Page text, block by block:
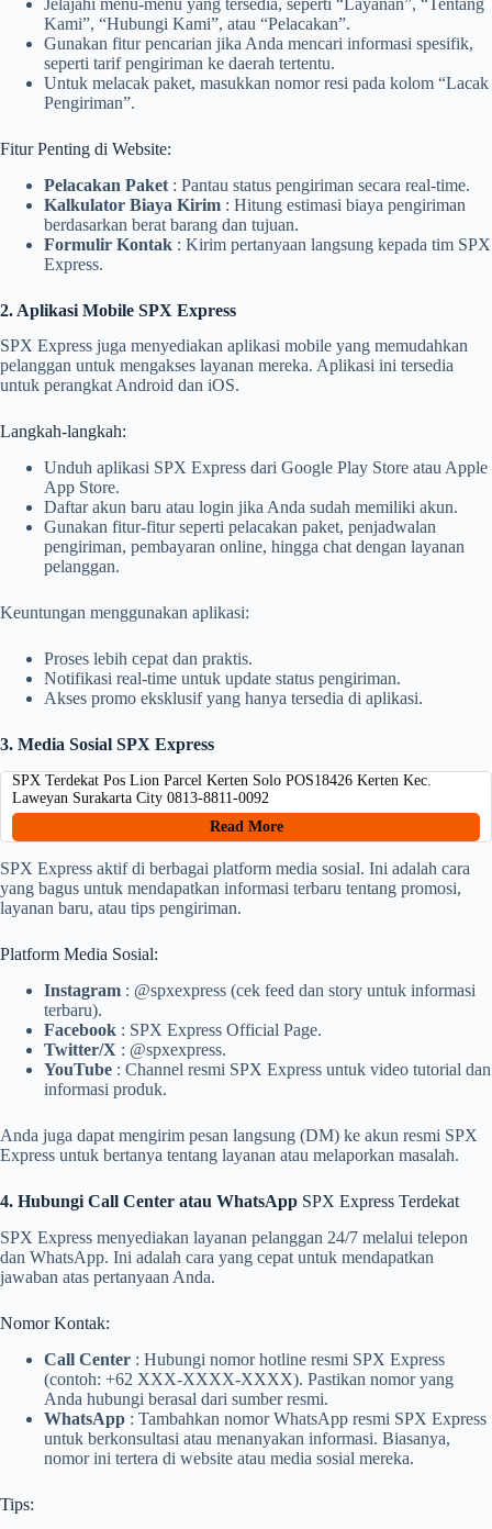
Kami”, “Hubungi Kami”, atau “Pelacakan”.
Gunakan fitur pencarian jika Anda mencari informasi spesifik,
seperti tarif pengiriman ke daerah tertentu.
Untuk melacak paket, masukkan nomor resi pada kolom “Lacak
Pengiriman”.
Fitur Penting di Website:
Pelacakan Paket : Pantau status pengiriman secara real-time.
Kalkulator Biaya Kirim : Hitung estimasi biaya pengiriman
berdasarkan berat barang dan tujuan.
Formulir Kontak : Kirim pertanyaan langsung kepada tim SPX
Express.
2. Aplikasi Mobile SPX Express
SPX Express juga menyediakan aplikasi mobile yang memudahkan
pelanggan untuk mengakses layanan mereka. Aplikasi ini tersedia
untuk perangkat Android dan iOS.
Langkah-langkah:
Unduh aplikasi SPX Express dari Google Play Store atau Apple
App Store.
Daftar akun baru atau login jika Anda sudah memiliki akun.
Gunakan fitur-fitur seperti pelacakan paket, penjadwalan
pengiriman, pembayaran online, hingga chat dengan layanan
pelanggan.
Keuntungan menggunakan aplikasi:
Proses lebih cepat dan praktis.
Notifikasi real-time untuk update status pengiriman.
Akses promo eksklusif yang hanya tersedia di aplikasi.
3. Media Sosial SPX Express
SPX Terdekat Pos Lion Parcel Kerten Solo POS18426 Kerten Kec.
Laweyan Surakarta City 0813-8811-0092
Read More
SPX Express aktif di berbagai platform media sosial. Ini adalah cara
yang bagus untuk mendapatkan informasi terbaru tentang promosi,
layanan baru, atau tips pengiriman.
Platform Media Sosial:
Instagram : @spxexpress (cek feed dan story untuk informasi
terbaru).
Facebook : SPX Express Official Page.
Twitter/X : @spxexpress.
YouTube : Channel resmi SPX Express untuk video tutorial dan
informasi produk.
Anda juga dapat mengirim pesan langsung (DM) ke akun resmi SPX
Express untuk bertanya tentang layanan atau melaporkan masalah.
4. Hubungi Call Center atau WhatsApp SPX Express Terdekat
SPX Express menyediakan layanan pelanggan 24/7 melalui telepon
dan WhatsApp. Ini adalah cara yang cepat untuk mendapatkan
jawaban atas pertanyaan Anda.
Nomor Kontak:
Call Center : Hubungi nomor hotline resmi SPX Express
(contoh: +62 XXX-XXXX-XXXX). Pastikan nomor yang
Anda hubungi berasal dari sumber resmi.
WhatsApp : Tambahkan nomor WhatsApp resmi SPX Express
untuk berkonsultasi atau menanyakan informasi. Biasanya,
nomor ini tertera di website atau media sosial mereka.
Tips: